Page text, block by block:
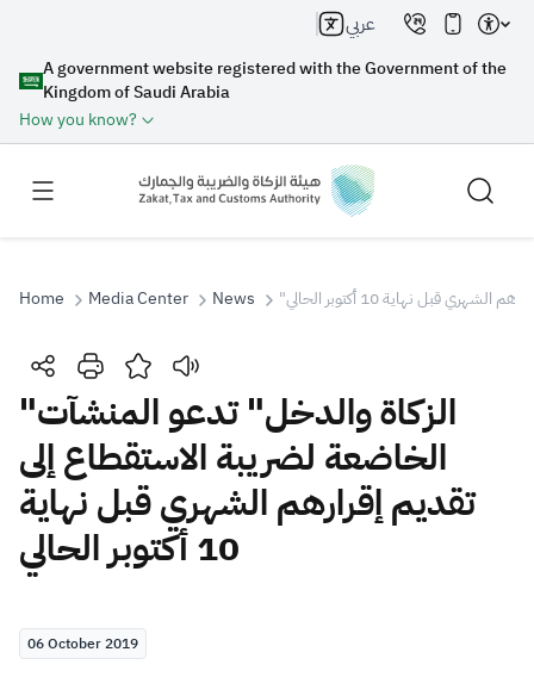
A government website registered with the Government of the
Kingdom of Saudi Arabia
How you know?
عربي
Search
Search Search AI
Suggestions
Real Estate Transactions
Home Media Center News قبل نهاية 10 أكتوبر الحالي
"الزكاة والدخل" تدعو المنشآت
الخاضعة لضريبة الاستقطاع إلى
تقديم إقرارهم الشهري قبل نهاية
10 أكتوبر الحالي
06 October 2019